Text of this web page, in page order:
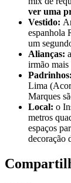
ver uma
Vestido:
espanhola
um
Alianças:
irmão
Padrinhos:
Lima
Marques
Local: o
metros
espaços
decoração